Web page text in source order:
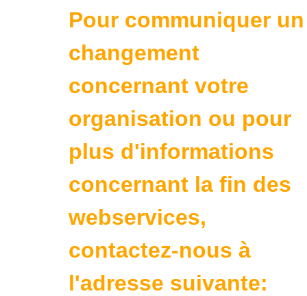
Pour communiquer un
changement
concernant votre
organisation ou pour
plus d'informations
concernant la fin des
webservices,
contactez-nous à
l'adresse suivante: